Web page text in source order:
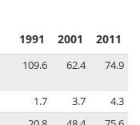
1991 2001 2011
109.6 62.4 74.9
1.7 3.7
4.3